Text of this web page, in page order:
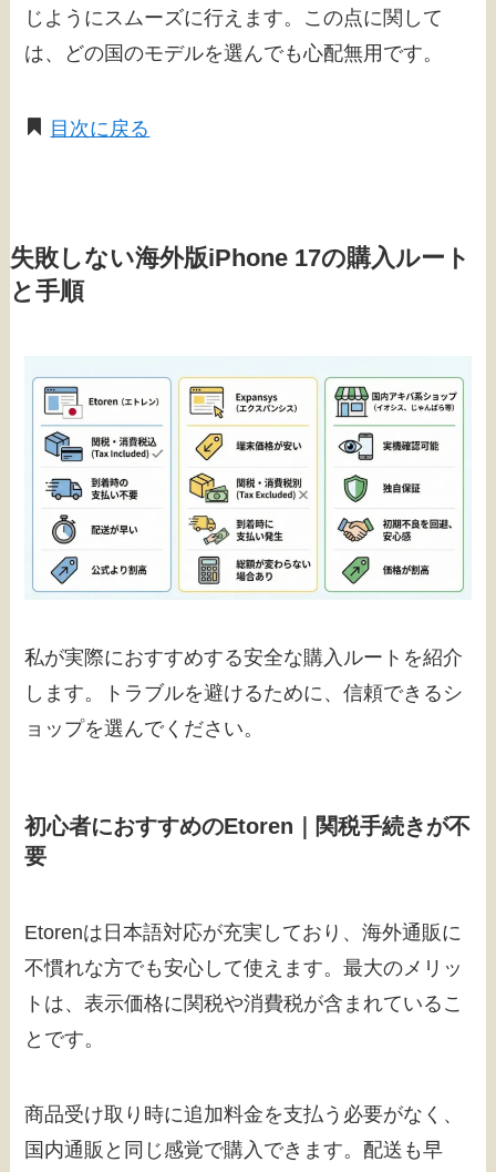
じようにスムーズに行えます。この点に関して
は、どの国のモデルを選んでも心配無用です。
目次に戻る
失敗しない海外版iPhone 17の購入ルート
と手順
私が実際におすすめする安全な購入ルートを紹介
します。トラブルを避けるために、信頼できるシ
ョップを選んでください。
初心者におすすめのEtoren｜関税手続きが不
要
Etorenは日本語対応が充実しており、海外通販に
不慣れな方でも安心して使えます。最大のメリッ
トは、表示価格に関税や消費税が含まれているこ
とです。
商品受け取り時に追加料金を支払う必要がなく、
国内通販と同じ感覚で購入できます。配送も早